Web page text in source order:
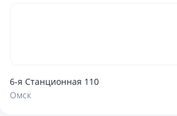
6-я Станционная 110
Омск